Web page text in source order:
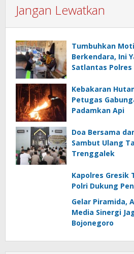
Jangan Lewatkan
Tumbuhkan
Berkendara, Ini
Satlantas
Kebakaran
Petugas
Padamkan Api
Doa Bersama
Sambut Ulang
Trenggalek
Kapolres Gresik
Polri Dukung
Gelar Piramida,
Media Sinergi
Bojonegoro